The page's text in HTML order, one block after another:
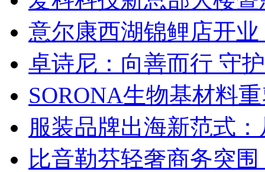
意尔康西湖锦鲤店开
卓诗尼：向善而行 守
SORONA生物基材料
服装品牌出海新范式
比音勒芬轻奢商务突